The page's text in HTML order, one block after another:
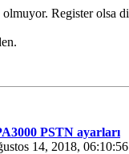
Register olsa
PSTN ayarları
14, 2018,